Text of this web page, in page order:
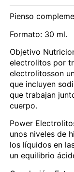
Pienso
Formato: 30 ml.
Objetivo
electrolitos por
electrolitosson
que incluyen
que trabajan
cuerpo.
Power
unos niveles de
los líquidos en
un equilibrio